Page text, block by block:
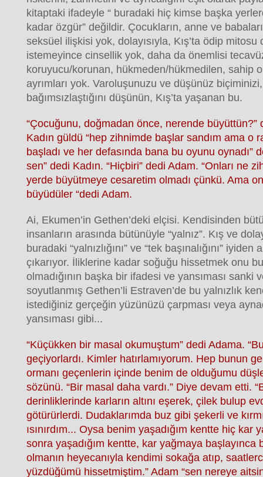
kitaptaki ifadeyle “ buradaki hiç kimse başka
kadar özgür” değildir. Çocukların, anne ve
seksüel ilişkisi yok, dolayısıyla, Kış’ta ödip mitosu
istemeyince cinsellik yok, daha da önemlisi
koruyucu/korunan, hükmeden/hükmedilen, sahip
ayrımları yok. Varoluşunuzu ve düşünüz
bağımsızlaştığını düşünün, Kış’ta yaşanan bu.
“Çocuğunu, doğmadan önce, nerende büyüttün?”
Kadın güldü “hep zihnimde başlar sandım ama o
başladı ve her defasında bana bu oyunu oynadı”
sen” dedi Kadın. “Hiçbiri” dedi Adam. “Onları ne
yerde büyütmeye cesaretim olmadı çünkü. Ama
büyüdüler “dedi Adam.
Ai, Ekumen’in Gethen’deki elçisi. Kendisinden
insanların arasında bütünüyle “yalnız”. Kış ve
buradaki “yalnızlığını” ve “tek başınalığını” iyiden
çıkarıyor. İliklerine kadar soğuğu hissetmek onu
olmadığının başka bir ifadesi ve yansıması sanki
soyutlanmış Gethen’li Estraven’de bu yalnızlık
istediğiniz gerçeğin yüzünüzü çarpması veya
yansıması gibi...
“Küçükken bir masal okumuştum” dedi Adama.
geçiyorlardı. Kimler hatırlamıyorum. Hep bunun
ormanı geçenlerin içinde benim de olduğumu
sözünü. “Bir masal daha vardı.” Diye devam etti.
derinliklerinde karların altını eşerek, çilek bulup
götürürlerdi. Dudaklarımda buz gibi şekerli ve
ısınırdım... Oysa benim yaşadığım kentte hiç kar
sonra yaşadığım kentte, kar yağmaya başlayınca
olmanın heyecanıyla kendimi sokağa atıp,
yüzdüğümü hissetmiştim.” Adam “sen nereye